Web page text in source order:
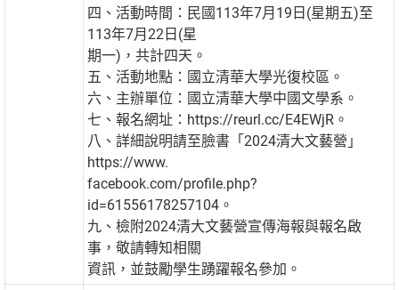
四、活動時間：民國113年7月19日(星期五)至
113年7月22日(星
期一)，共計四天。
五、活動地點：國立清華大學光復校區。
六、主辦單位：國立清華大學中國文學系。
七、報名網址：https://reurl.cc/E4EWjR。
八、詳細說明請至臉書「2024清大文藝營」
https://www.
facebook.com/profile.php?
id=61556178257104。
九、檢附2024清大文藝營宣傳海報與報名啟
事，敬請轉知相關
資訊，並鼓勵學生踴躍報名參加。